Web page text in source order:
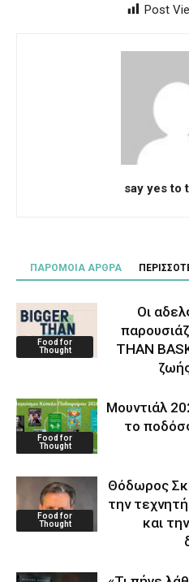
Post
say yes to
ΠΑΡΟΜΟΙΑ ΑΡΘΡΑ
Food for
Thought
Οι
THAN
Food for
Thought
Μουντιάλ
το
Food for
Thought
Θόδωρος
την
και